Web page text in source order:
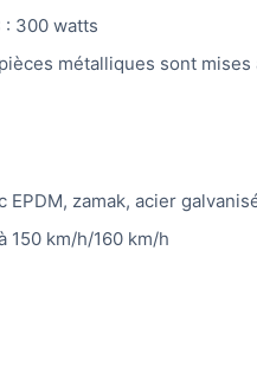
: 300 watts
métalliques sont
zamak, acier
150 km/h/160 km/h